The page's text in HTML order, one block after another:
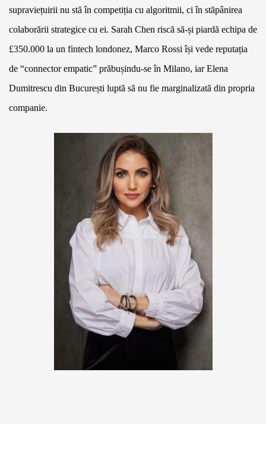
supraviețuirii nu stă în competiția cu algoritmii, ci în stăpânirea
colaborării strategice cu ei. Sarah Chen riscă să-și piardă echipa de
£350.000 la un fintech londonez, Marco Rossi își vede reputația
de “connector empatic” prăbușindu-se în Milano, iar Elena
Dumitrescu din București luptă să nu fie marginalizată din propria
companie.